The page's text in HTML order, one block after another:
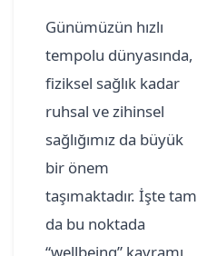
Günümüzün hızlı
tempolu dünyasında,
fiziksel sağlık kadar
ruhsal ve zihinsel
sağlığımız da büyük
bir önem
taşımaktadır. İşte tam
da bu noktada
“wellbeing” kavramı